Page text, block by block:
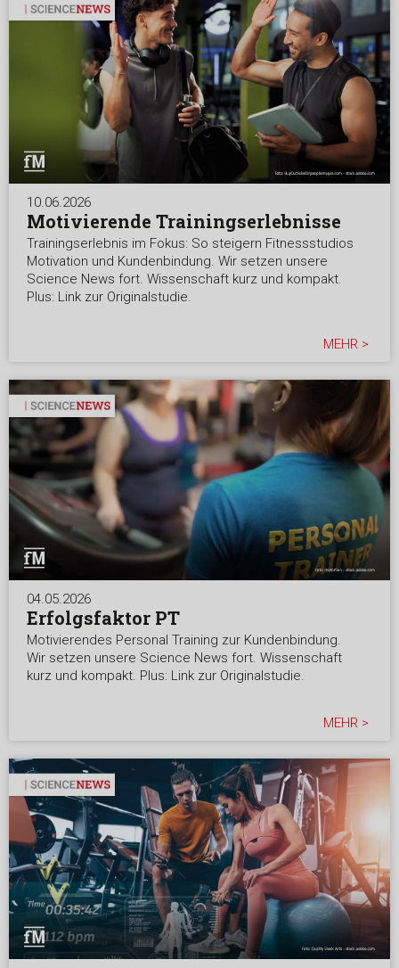
10.06.2026
Motivierende Trainingserlebnisse
Trainingserlebnis im Fokus: So steigern Fitnessstudios
Motivation und Kundenbindung. Wir setzen unsere
Science News fort. Wissenschaft kurz und kompakt.
Plus: Link zur Originalstudie.
MEHR >
04.05.2026
Erfolgsfaktor PT
Motivierendes Personal Training zur Kundenbindung.
Wir setzen unsere Science News fort. Wissenschaft
kurz und kompakt. Plus: Link zur Originalstudie.
MEHR >